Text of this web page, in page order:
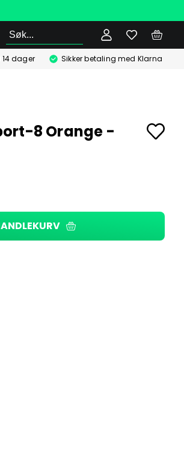
Søk
14 dager Sikker betaling med Klarna
8 Orange -